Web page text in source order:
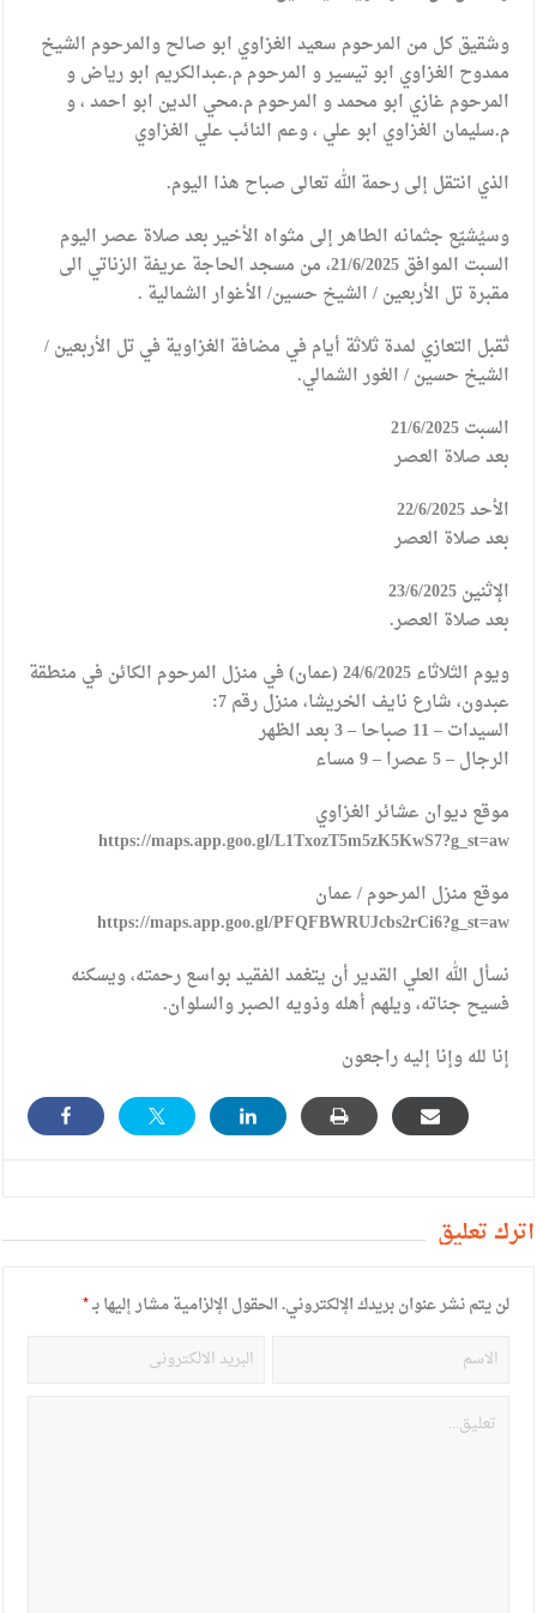
وشقيق كل من المرحوم سعيد الغزاوي ابو صالح والمرحوم الشيخ
ممدوح الغزاوي ابو تيسير و المرحوم م.عبدالكريم ابو رياض و
المرحوم غازي ابو محمد و المرحوم م.محي الدين ابو احمد ، و
م.سليمان الغزاوي ابو علي ، وعم النائب علي الغزاوي
الذي انتقل إلى رحمة الله تعالى صباح هذا اليوم.
وسيُشيّع جثمانه الطاهر إلى مثواه الأخير بعد صلاة عصر اليوم
السبت الموافق 21/6/2025، من مسجد الحاجة عريفة الزناتي الى
مقبرة تل الأربعين / الشيخ حسين/ الأغوار الشمالية .
تُقبل التعازي لمدة ثلاثة أيام في مضافة الغزاوية في تل الأربعين /
الشيخ حسين / الغور الشمالي.
السبت 21/6/2025
بعد صلاة العصر
الأحد 22/6/2025
بعد صلاة العصر
الإثنين 23/6/2025
بعد صلاة العصر.
ويوم الثلاثاء 24/6/2025 (عمان) في منزل المرحوم الكائن في منطقة
عبدون، شارع نايف الخريشا، منزل رقم 7:
السيدات – 11 صباحا – 3 بعد الظهر
الرجال – 5 عصرا – 9 مساء
موقع ديوان عشائر الغزاوي
https://maps.app.goo.gl/L1TxozT5m5zK5KwS7?g_st=aw
موقع منزل المرحوم / عمان
https://maps.app.goo.gl/PFQFBWRUJcbs2rCi6?g_st=aw
نسأل الله العلي القدير أن يتغمد الفقيد بواسع رحمته، ويسكنه
فسيح جناته، ويلهم أهله وذويه الصبر والسلوان.
إنا لله وإنا إليه راجعون
أترك تعليق
لن يتم نشر عنوان بريدك الإلكتروني.الحقول الإلزامية مشار إليها بـ*